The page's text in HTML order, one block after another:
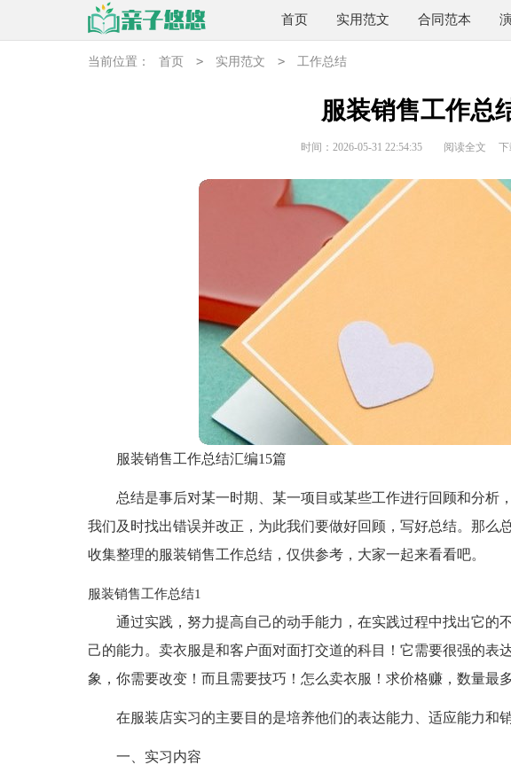
首页 实用范文 合同范本
当前位置： 首页 > 实用范文 > 工作总结
服装销售工作总
时间：2026-05-31 22:54:35 阅读全文 下
服装销售工作总结汇编15篇
总结是事后对某一时期、某一项目或某些工作进行回顾和分析
我们及时找出错误并改正，为此我们要做好回顾，写好总结。那么
收集整理的服装销售工作总结，仅供参考，大家一起来看看吧。
服装销售工作总结1
通过实践，努力提高自己的动手能力，在实践过程中找出它的
己的能力。卖衣服是和客户面对面打交道的科目！它需要很强的表
象，你需要改变！而且需要技巧！怎么卖衣服！求价格赚，数量最
在服装店实习的主要目的是培养他们的表达能力、适应能力和
一、实习内容